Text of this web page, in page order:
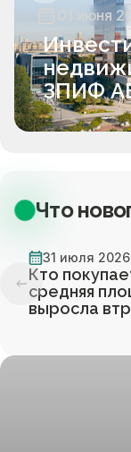
01 июня
ЗПИФ
Что
31 июля 2026
Кто
средняя
выросла